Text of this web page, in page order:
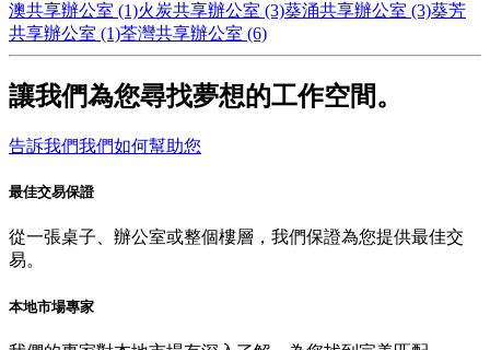
澳共享辦公室 (1)火炭共享辦公室 (3)葵涌共享辦公室 (3)葵芳
共享辦公室 (1)荃灣共享辦公室 (6)
讓我們為您尋找夢想的工作空間。
告訴我們我們如何幫助您
最佳交易保證
從一張桌子、辦公室或整個樓層，我們保證為您提供最佳交
易。
本地市場專家